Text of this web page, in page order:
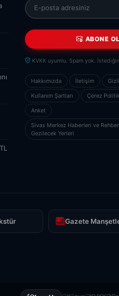
ABONE OL
KVKK uyumlu. Spam yok.
Hakkımızda İletişim
Kullanım Şartları Çerez
Anket
Sivas Merkez Haberleri ve
Gezilecek Yerleri
Gazete